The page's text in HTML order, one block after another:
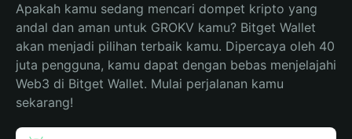
Apakah kamu sedang mencari dompet kripto yang
andal dan aman untuk GROKV kamu? Bitget Wallet
akan menjadi pilihan terbaik kamu. Dipercaya oleh 40
juta pengguna, kamu dapat dengan bebas menjelajahi
Web3 di Bitget Wallet. Mulai perjalanan kamu
sekarang!